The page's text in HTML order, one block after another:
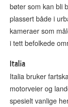
bøter som kan bli
plassert både i
kameraer som
i tett befolkede
Italia
Italia bruker
motorveier og
spesielt vanlige